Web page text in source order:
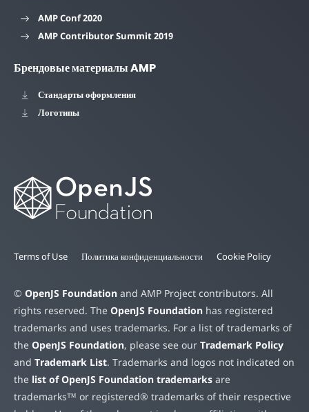
AMP Conf 2020
AMP Contributor Summit 2019
Брендовые материалы AMP
Стандарты оформления
Логотипы
Terms of Use Политика конфиденциальности Cookie Policy
© OpenJS Foundation and AMP Project contributors. All
rights reserved. The OpenJS Foundation has registered
trademarks and uses trademarks. For a list of trademarks of
the OpenJS Foundation, please see our Trademark Policy
and Trademark List. Trademarks and logos not indicated on
the list of OpenJS Foundation trademarks are
trademarks™ or registered® trademarks of their respective